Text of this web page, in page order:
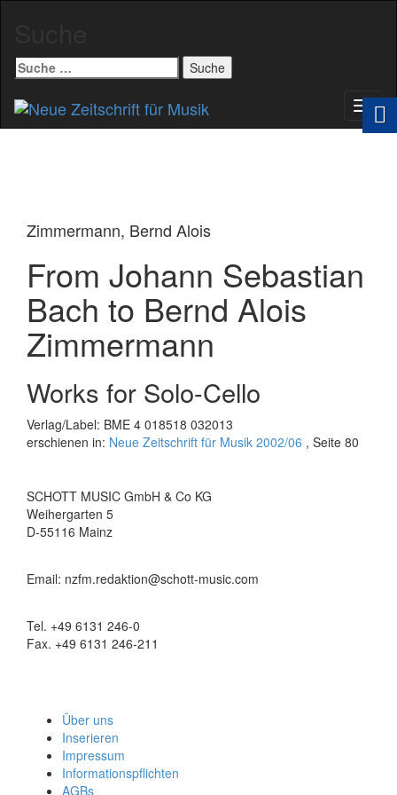
Suche
nach:
Zimmermann, Bernd Alois
From Johann Sebastian
Bach to Bernd Alois
Zimmermann
Works for Solo-Cello
Verlag/Label: BME 4 018518 032013
erschienen in: Neue Zeitschrift für Musik 2002/06 , Seite 80
SCHOTT MUSIC GmbH & Co KG
Weihergarten 5
D-55116 Mainz
Email: nzfm.redaktion@schott-music.com
Tel. +49 6131 246-0
Fax. +49 6131 246-211
Über uns
Inserieren
Impressum
Informationspflichten
AGBs